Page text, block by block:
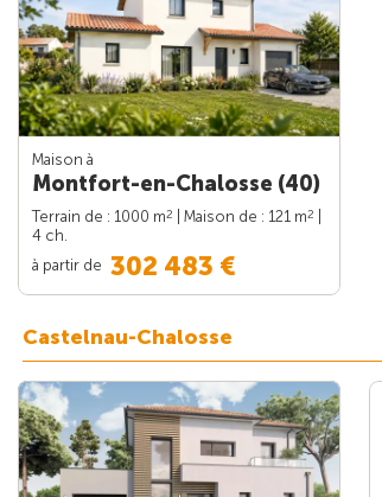
Maison à
Montfort-en-Chalosse (40)
Terrain de : 1000 m2 | Maison de : 121 m2
4 ch.
à partir de 302 483 €
Castelnau-Chalosse